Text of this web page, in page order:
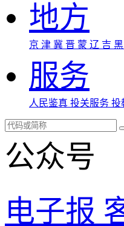
地方
京 津 冀 晋 蒙 辽 吉 黑
服务
人民鉴真 投关服务 投
公众号
电子报